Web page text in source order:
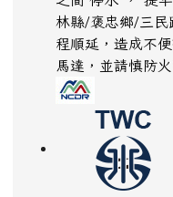
林縣/褒忠鄉/三民
程順延，造成不
馬達，並請慎防火